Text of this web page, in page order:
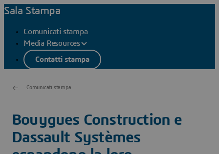
Sala Stampa
Comunicati stampa
Media Resources
Contatti stampa
Comunicati stampa
Bouygues Construction e
Dassault Systèmes